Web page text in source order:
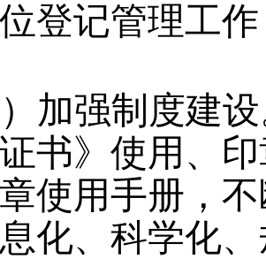
登记管理工
）加强制度建
书》使用、
使用手册，
化、科学化